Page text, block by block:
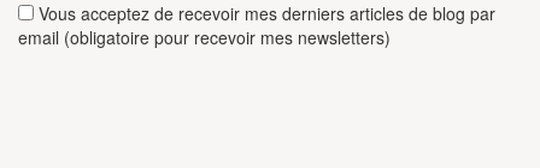
Vous acceptez de recevoir mes derniers articles de blog par
email (obligatoire pour recevoir mes newsletters)